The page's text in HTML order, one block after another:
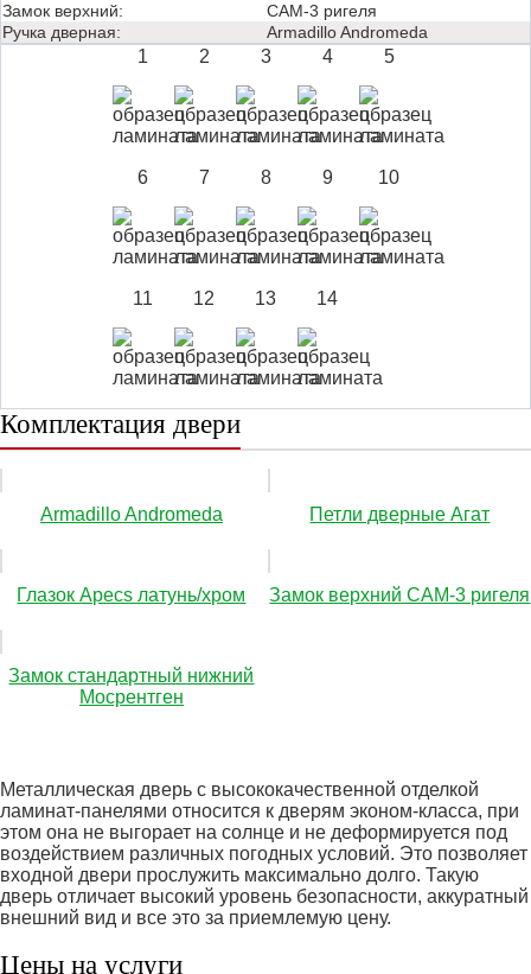
Замок верхний:
САМ-3 ригеля
Ручка дверная:
Аrmadillo Andromeda
1 2 3 4 5
6 7 8 9 10
11 12 13 14
Комплектация двери
Аrmadillo Andromeda Петли дверные Агат
Глазок Apecs латунь/хром Замок верхний САМ-3 ригеля
Замок стандартный нижний
Мосрентген
Металлическая дверь с высококачественной отделкой
ламинат-панелями относится к дверям эконом-класса, при
этом она не выгорает на солнце и не деформируется под
воздействием различных погодных условий. Это позволяет
входной двери прослужить максимально долго. Такую
дверь отличает высокий уровень безопасности, аккуратный
внешний вид и все это за приемлемую цену.
Цены на услуги